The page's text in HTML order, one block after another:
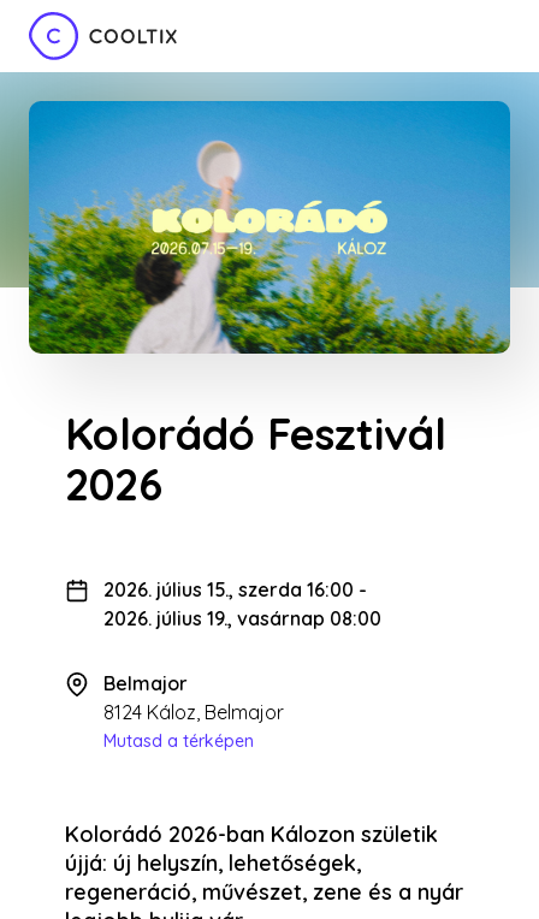
Kolorádó Fesztivál
2026
2026. július 15., szerda 16:00 -
2026. július 19., vasárnap 08:00
Belmajor
8124 Káloz, Belmajor
Mutasd a térképen
Kolorádó 2026-ban Kálozon születik
újjá: új helyszín, lehetőségek,
regeneráció, művészet, zene és a nyár